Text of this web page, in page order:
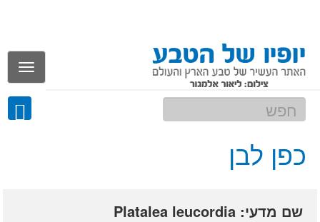
כפן לבן
שם מדעי: Platalea leucordia